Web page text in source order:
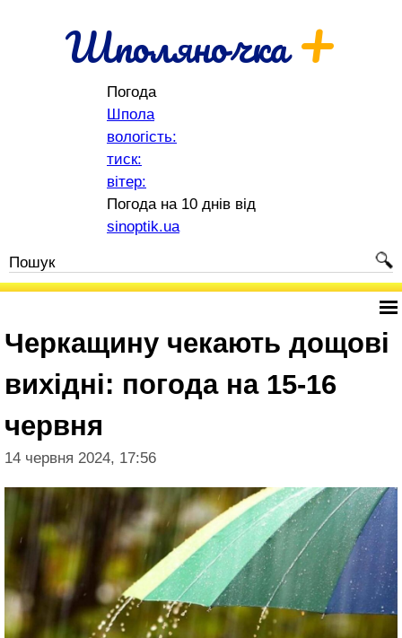
Шполяночка+
Погода
Шпола
вологість:
тиск:
вітер:
Погода на 10 днів від
sinoptik.ua
Черкащину чекають дощові
вихідні: погода на 15-16
червня
14 червня 2024, 17:56